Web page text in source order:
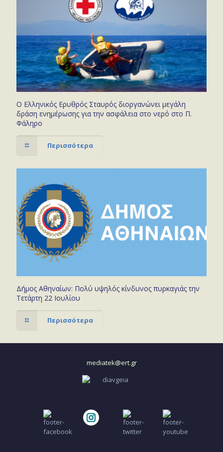
Ο Ελληνικός Ερυθρός Σταυρός διοργανώνει μεγάλη
δράση ενημέρωσης για την ασφάλεια στο νερό στο Π.
Φάληρο
Περισσότερα
Δήμος Αθηναίων: Πολύ υψηλός κίνδυνος πυρκαγιάς την
Τετάρτη 22 Ιουλίου
Περισσότερα
mediatek@ert.gr